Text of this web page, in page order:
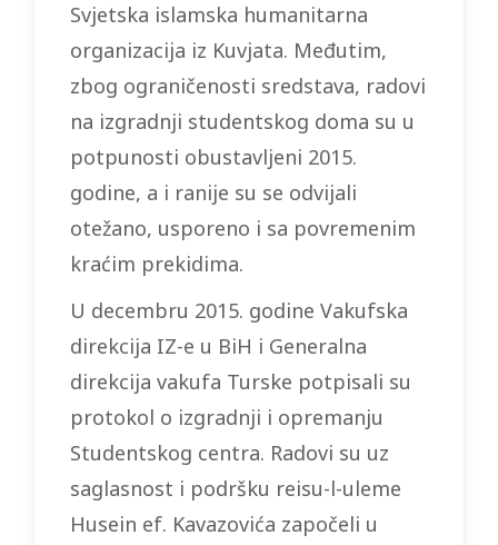
Svjetska islamska humanitarna
organizacija iz Kuvjata. Međutim,
zbog ograničenosti sredstava, radovi
na izgradnji studentskog doma su u
potpunosti obustavljeni 2015.
godine, a i ranije su se odvijali
otežano, usporeno i sa povremenim
kraćim prekidima.
U decembru 2015. godine Vakufska
direkcija IZ-e u BiH i Generalna
direkcija vakufa Turske potpisali su
protokol o izgradnji i opremanju
Studentskog centra. Radovi su uz
saglasnost i podršku reisu-l-uleme
Husein ef. Kavazovića započeli u